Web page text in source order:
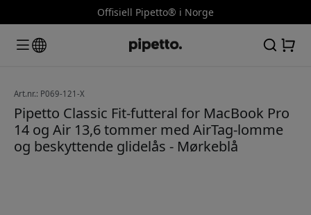
Offisiell Pipetto® i Norge
Art.nr.: P069-121-X
Pipetto Classic Fit-futteral for MacBook Pro
14 og Air 13,6 tommer med AirTag-lomme
og beskyttende glidelås - Mørkeblå